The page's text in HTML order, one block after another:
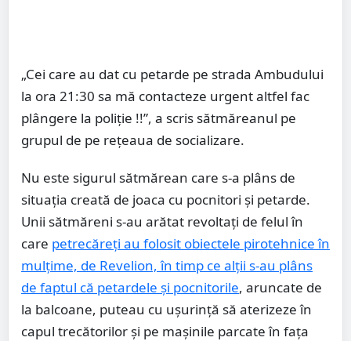
„Cei care au dat cu petarde pe strada Ambudului
la ora 21:30 sa mă contacteze urgent altfel fac
plângere la poliție !!”, a scris sătmăreanul pe
grupul de pe rețeaua de socializare.
Nu este sigurul sătmărean care s-a plâns de
situația creată de joaca cu pocnitori și petarde.
Unii sătmăreni s-au arătat revoltați de felul în
care petrecăreți au folosit obiectele pirotehnice în
mulțime, de Revelion, în timp ce alții s-au plâns
de faptul că petardele și pocnitorile, aruncate de
la balcoane, puteau cu ușurință să aterizeze în
capul trecătorilor și pe mașinile parcate în fața